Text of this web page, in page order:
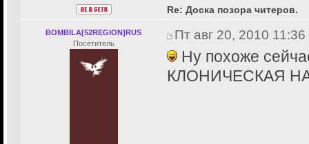
BOMBILA[52REGION]RUS
Посетитель
Re: Доска позора читеров.
Пт авг 20, 2010 11:36
Ну похоже
КЛОНИЧЕСКАЯ